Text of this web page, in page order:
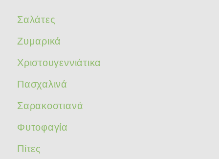
Σαλάτες
Ζυμαρικά
Χριστουγεννιάτικα
Πασχαλινά
Σαρακοστιανά
Φυτοφαγία
Πίτες